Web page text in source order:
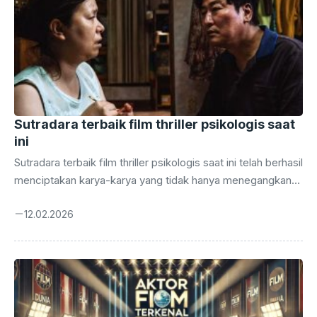
Sutradara terbaik film thriller psikologis saat
ini
Sutradara terbaik film thriller psikologis saat ini telah berhasil
menciptakan karya-karya yang tidak hanya menegangkan
belakang yang beragam dan perjalanan karier yang
penuh intrik. Pada genre ini, sutradara terkemuka tidak
hanya memproduksi film dengan alur yang menegangkan,
tetapi juga menyentuh berbagai isu sosial dan budaya yang
12.02.2026